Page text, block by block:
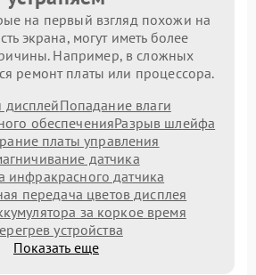
на первый взгляд похожи на
экрана, могут иметь более
Например, в сложных
ремонт платы или процессора.
дисплейПопадание влаги
обеспеченияРазрыв шлейфа
платы управления
датчика
инфракрасного датчика
передача цветов дисплея
за коркое время
устройства
Показать еще